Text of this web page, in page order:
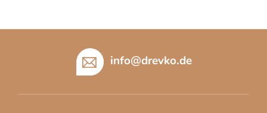
l
m
e
t
g
info@drevko.de